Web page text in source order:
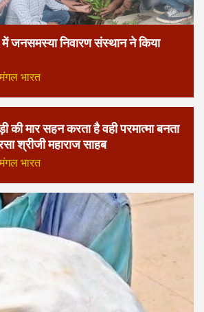
जनसमस्या निवारण संस्थान ने किया
मंगल भारत
की मार सहन करता है वही परमात्मा बनता
श्रीजी महाराज साहब
मंगल भारत